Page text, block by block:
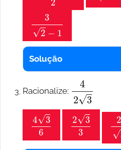
−1
Solução
Racionalize: 23
436 233 3